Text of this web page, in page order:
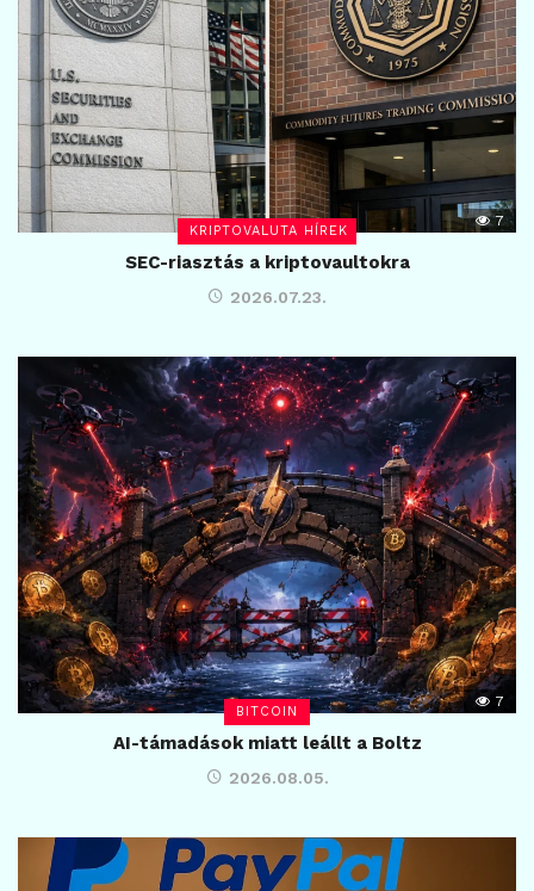
KRIPTOVALUTA HÍREK
7
SEC-riasztás a kriptovaultokra
2026.07.23.
BITCOIN
7
AI-támadások miatt leállt a Boltz
2026.08.05.